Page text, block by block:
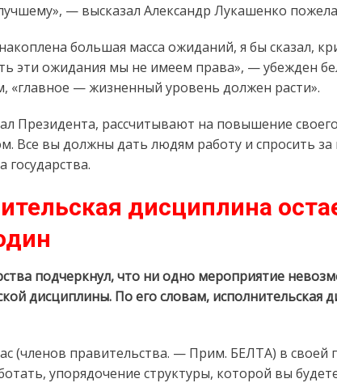
— высказал Александр Лукашенко
большая масса ожиданий, я бы сказал,
эти ожидания мы не имеем права», — убежден
«главное — жизненный уровень должен расти».
Президента, рассчитывают на повышение
Все вы должны дать людям работу и спросить
государства.
дисциплина
подчеркнул, что ни одно мероприятие
дисциплины. По его словам, исполнительская
(членов правительства. — Прим. БЕЛТА) в
упорядочение структуры, которой вы